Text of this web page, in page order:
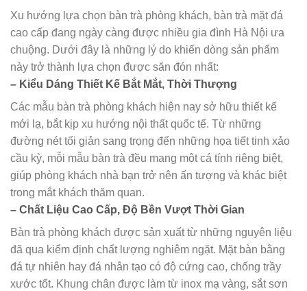
Xu hướng lựa chọn bàn trà phòng khách, bàn trà mặt đá
cao cấp đang ngày càng được nhiều gia đình Hà Nội ưa
chuộng. Dưới đây là những lý do khiến dòng sản phẩm
này trở thành lựa chọn được săn đón nhất:
– Kiểu Dáng Thiết Kế Bắt Mắt, Thời Thượng
Các mẫu bàn trà phòng khách hiện nay sở hữu thiết kế
mới lạ, bắt kịp xu hướng nội thất quốc tế. Từ những
đường nét tối giản sang trọng đến những họa tiết tinh xảo
cầu kỳ, mỗi mẫu bàn trà đều mang một cá tính riêng biệt,
giúp phòng khách nhà bạn trở nên ấn tượng và khác biệt
trong mắt khách thăm quan.
– Chất Liệu Cao Cấp, Độ Bền Vượt Thời Gian
Bàn trà phòng khách được sản xuất từ những nguyên liệu
đã qua kiểm định chất lượng nghiêm ngặt. Mặt bàn bằng
đá tự nhiên hay đá nhân tạo có độ cứng cao, chống trầy
xước tốt. Khung chân được làm từ inox mạ vàng, sắt sơn